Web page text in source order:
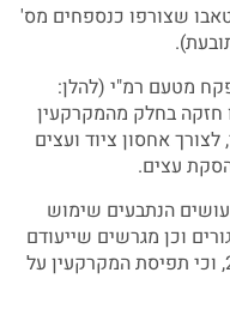
שצורפו כנספחים מס'
מטעם רמ"י (להלן:
בחלק מהמקרקעין
אחסון ציוד ועצים
הנתבעים שימוש
וכן מגרשים שייעודם
תעסוקה ושצ"פ על פי תכנית ג/21454, וכי תפיסת המקרקעין על